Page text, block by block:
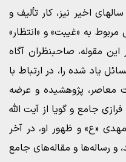
اخیر نیز، کار تألیف و
به «غیبت» و «انتظار»
مقوله، صاحبنظران آگاه
یاد شده را، در ارتباط با
معاصر، پژوهشیده‌ و عرضه
جامع و گویا از آیت الله
«ع» و ظهور او، در آخر
و رساله‌ها و مقاله‌هاى جامع